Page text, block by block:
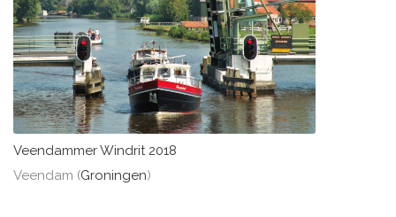
Veendammer Windrit 2018
Veendam (Groningen)